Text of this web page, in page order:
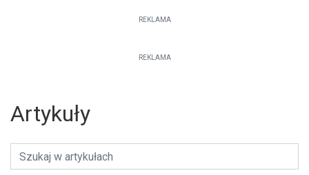
REKLAMA
REKLAMA
Artykuły